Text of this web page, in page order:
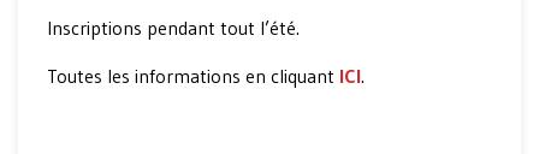
Inscriptions pendant tout l’été.
Toutes les informations en cliquant ICI.